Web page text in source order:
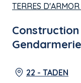
TERRES
22 - TADEN